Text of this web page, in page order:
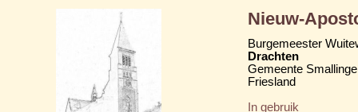
Nieuw-
Burgemeester
Drachten
Gemeente
Friesland
In gebruik